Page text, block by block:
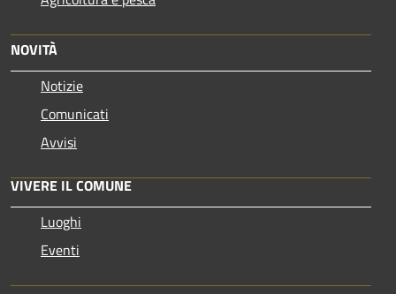
NOVITÀ
Notizie
Comunicati
Avvisi
VIVERE IL COMUNE
Luoghi
Eventi